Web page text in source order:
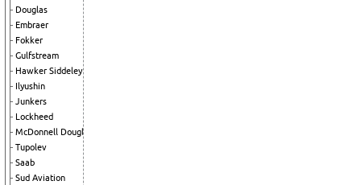
Douglas
Embraer
Fokker
Gulfstream
Hawker Siddeley
Ilyushin
Junkers
Lockheed
McDonnell Douglas
Tupolev
Saab
Sud Aviation